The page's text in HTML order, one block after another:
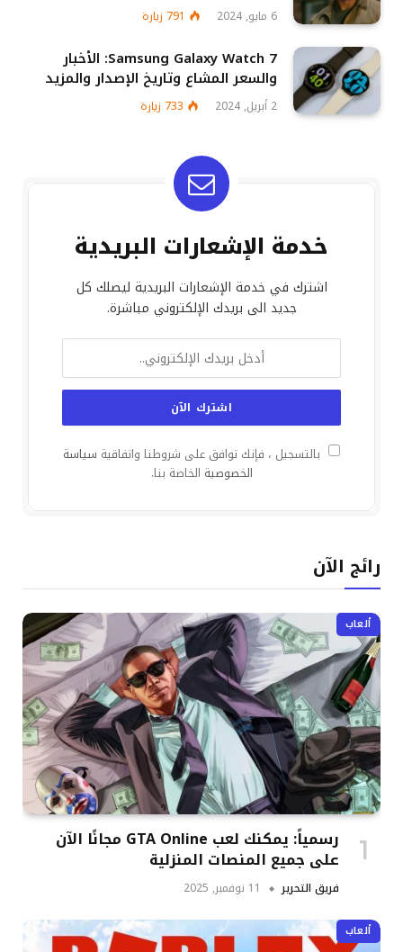
6 مايو, 2024 791 زيارة
Samsung Galaxy Watch 7: الأخبار
والسعر المشاع وتاريخ الإصدار والمزيد
2 أبريل, 2024 733 زيارة
خدمة الإشعارات البريدية
اشترك في خدمة الإشعارات البريدية ليصلك كل
جديد الى بريدك الإلكتروني مباشرة.
بالتسجيل ، فإنك توافق على شروطنا واتفاقية سياسة
الخصوصية الخاصة بنا.
رائج الآن
ألعاب
رسمياً: يمكنك لعب GTA Online مجانًا الآن
على جميع المنصات المنزلية
فريق التحرير 11 نوفمبر, 2025
ألعاب